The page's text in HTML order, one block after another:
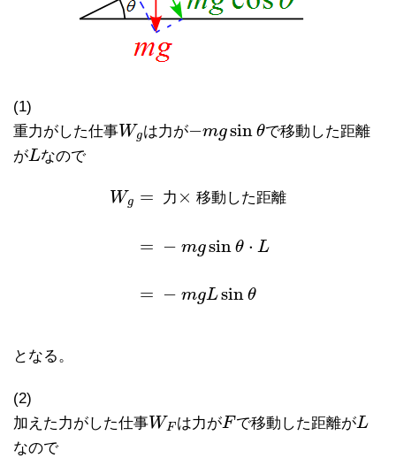
(1)
重力がした仕事Wg
Wg は力が−mgsin θ
−mgsinθ
で移動した距離
がL
L なので
Wg =
=
=
力 × 移動 した距離
− mgsin θ ⋅ L
− mgLsin θ
力× 移動した距離=−m
となる。
(2)
加えた力がした仕事WF
WF は力がF
F で移動した距離がL
L
なので